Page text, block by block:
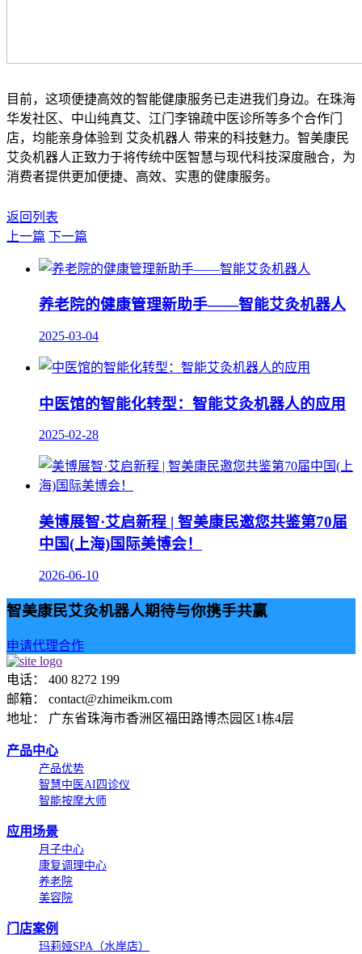
目前，这项便捷高效的智能健康服务已走进我们身边。在珠海
华发社区、中山纯真艾、江门李锦疏中医诊所等多个合作门
店，均能亲身体验到 艾灸机器人 带来的科技魅力。智美康民
艾灸机器人正致力于将传统中医智慧与现代科技深度融合，为
消费者提供更加便捷、高效、实惠的健康服务。
返回列表
上一篇 下一篇
养老院的健康管理新助手——智能艾灸机器人
2025-03-04
中医馆的智能化转型：智能艾灸机器人的应用
2025-02-28
美博展智·艾启新程 | 智美康民邀您共鉴第70届
中国(上海)国际美博会！
2026-06-10
智美康民艾灸机器人期待与你携手共赢
申请代理合作
电话： 400 8272 199
邮箱： contact@zhimeikm.com
地址： 广东省珠海市香洲区福田路博杰园区1栋4层
产品中心
产品优势
智慧中医AI四诊仪
智能按摩大师
应用场景
月子中心
康复调理中心
养老院
美容院
门店案例
玛莉娅SPA（水岸店）